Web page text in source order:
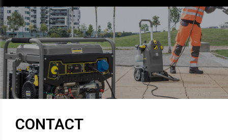
CONTACT